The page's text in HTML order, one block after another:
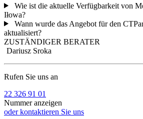
Wie ist die aktuelle Verfügbarkeit von
Iłowa?
Wann wurde das Angebot für den
aktualisiert?
ZUSTÄNDIGER BERATER
Dariusz Sroka
Rufen Sie uns an
22 326 91 01
Nummer anzeigen
oder kontaktieren Sie uns